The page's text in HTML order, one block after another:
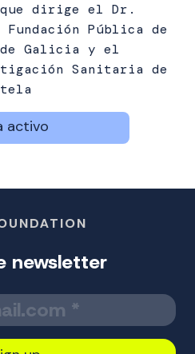
dirige el Dr.
Pública de
de Galicia y el
Sanitaria de
activo
newsletter